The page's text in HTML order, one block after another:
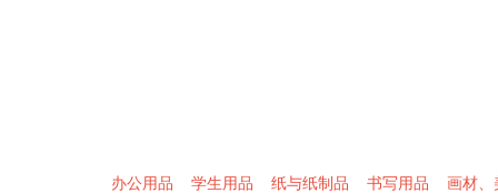
办公用品 学生用品 纸与纸制品 书写用品 画材